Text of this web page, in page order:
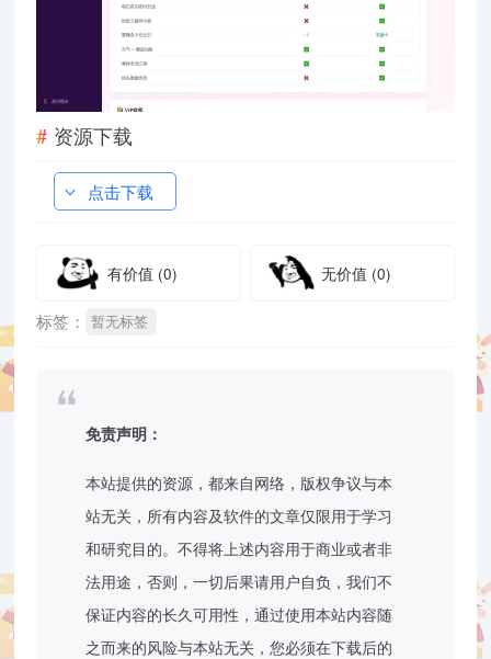
资源下载
点击下载
有价值 (0) 无价值 (0)
标签： 暂无标签
免责声明：
本站提供的资源，都来自网络，版权争议与本
站无关，所有内容及软件的文章仅限用于学习
和研究目的。不得将上述内容用于商业或者非
法用途，否则，一切后果请用户自负，我们不
保证内容的长久可用性，通过使用本站内容随
之而来的风险与本站无关，您必须在下载后的